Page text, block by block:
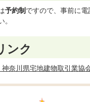
予約制 ですので、事前に
。
ンク
奈川県宅地建物取引業協